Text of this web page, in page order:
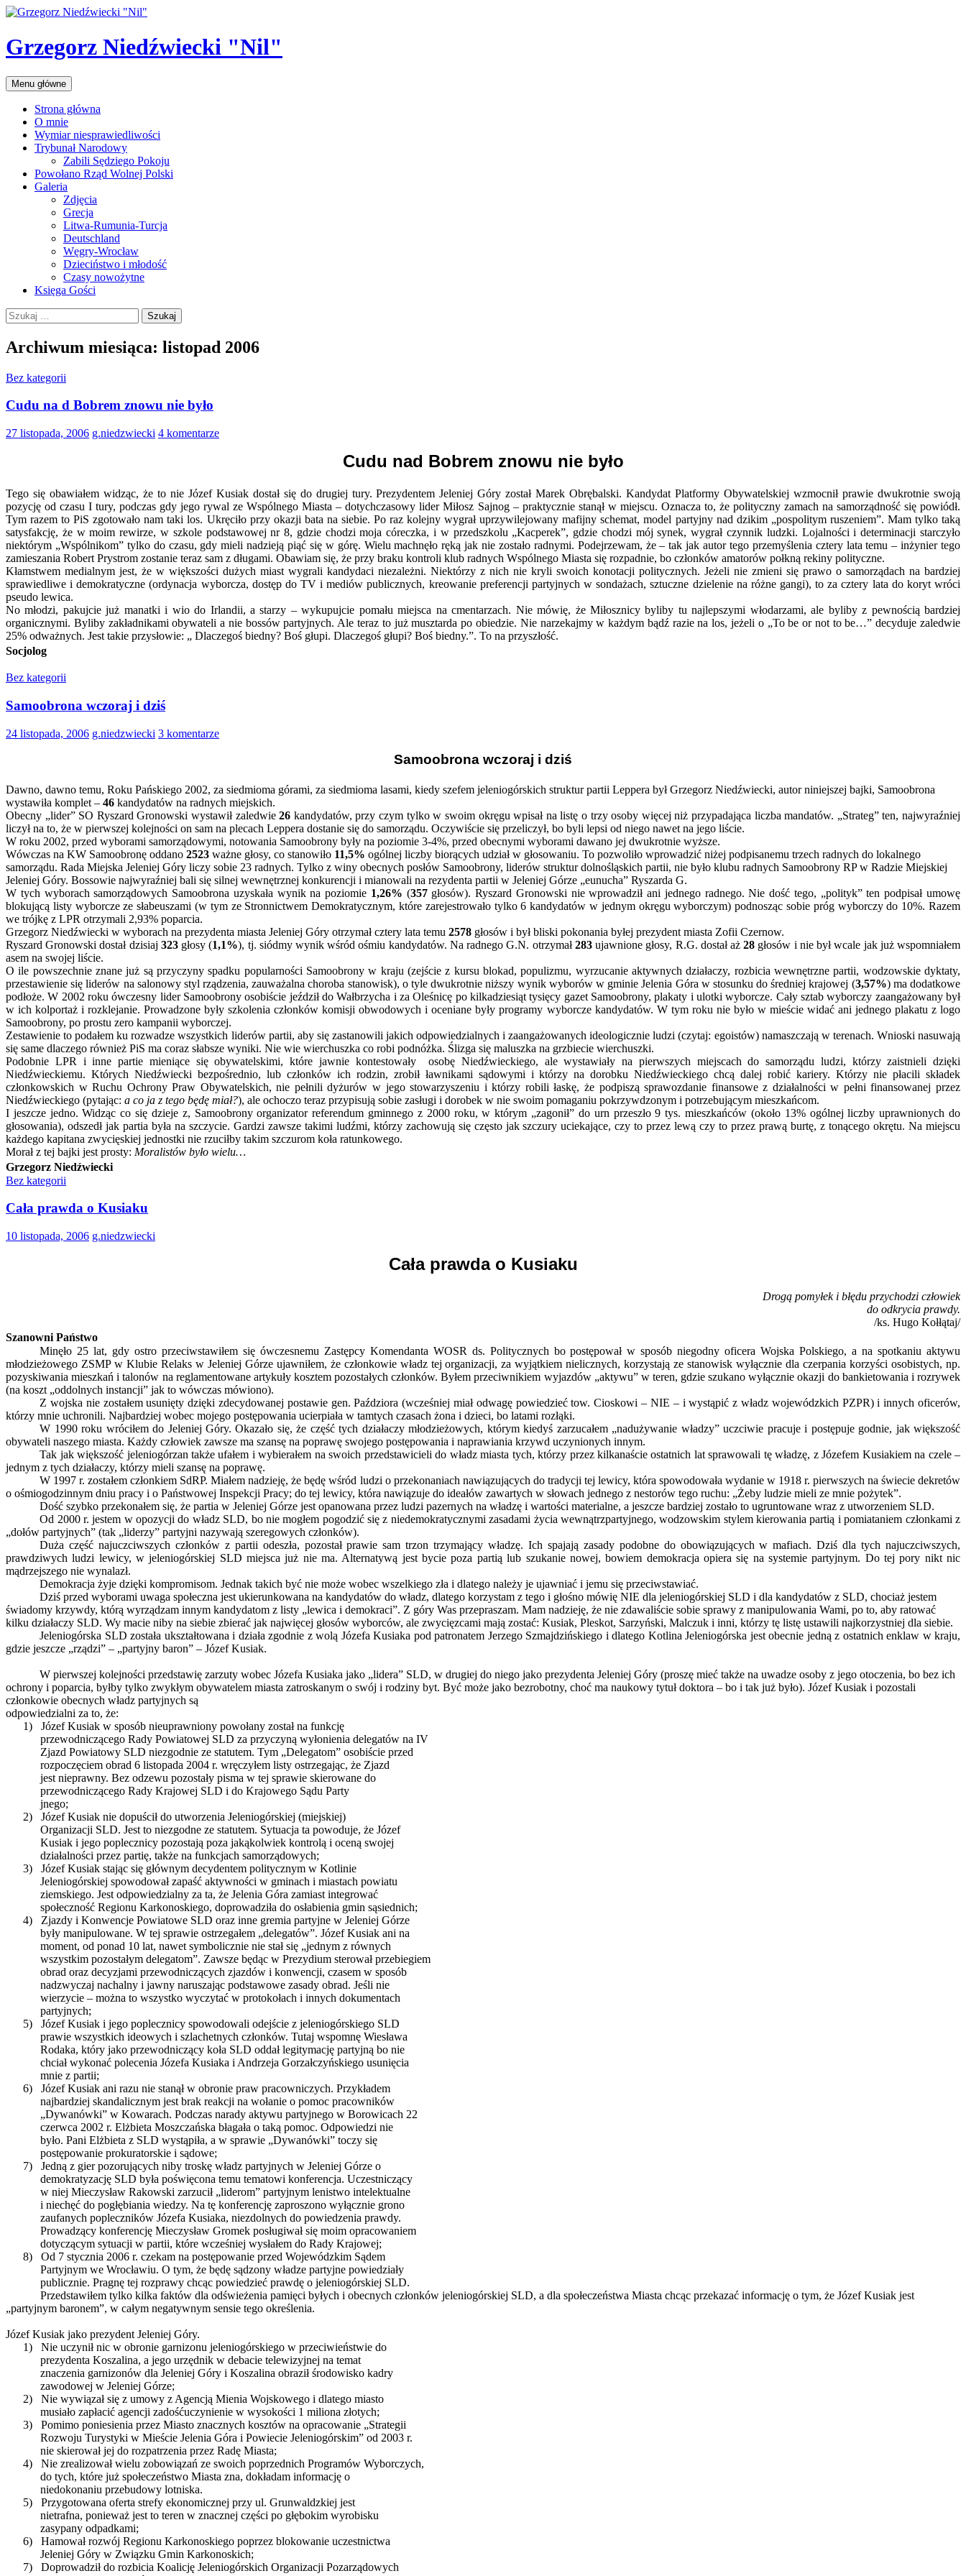
Przejdź
treści
Grzegorz Niedźwiecki "Nil"
Szukaj
Menu główne
Strona główna
O mnie
Wymiar niesprawiedliwości
Trybunał Narodowy
Zabili Sędziego Pokoju
Powołano Rząd Wolnej Polski
Galeria
Zdjęcia
Grecja
Litwa-Rumunia-Turcja
Deutschland
Węgry-Wrocław
Dzieciństwo i młodość
Czasy nowożytne
Księga Gości
Szukaj:
Archiwum miesiąca: listopad 2006
Bez kategorii
Cudu na d Bobrem znowu nie było
27 listopada, 2006 g.niedzwiecki 4 komentarze
Cudu nad Bobrem znowu nie było
Tego się obawiałem widząc, że to nie Józef Kusiak dostał się do drugiej tury. Prezydentem Jeleniej Góry został Marek Obrębalski. Kandydat Platformy Obywatelskiej wzmocnił prawie dwukrotnie swoją
pozycję od czasu I tury, podczas gdy jego rywal ze Wspólnego Miasta – dotychczasowy lider Miłosz Sajnog – praktycznie stanął w miejscu. Oznacza to, że polityczny zamach na samorządność się powiódł.
Tym razem to PiS zgotowało nam taki los. Ukręciło przy okazji bata na siebie. Po raz kolejny wygrał uprzywilejowany mafijny schemat, model partyjny nad dzikim „pospolitym ruszeniem”. Mam tylko taką
satysfakcję, że w moim rewirze, w szkole podstawowej nr 8, gdzie chodzi moja córeczka, i w przedszkolu „Kacperek”, gdzie chodzi mój synek, wygrał czynnik ludzki. Lojalności i determinacji starczyło
niektórym „Wspólnikom” tylko do czasu, gdy mieli nadzieją piąć się w górę. Wielu machnęło ręką jak nie zostało radnymi. Podejrzewam, że – tak jak autor tego przemyślenia cztery lata temu – inżynier tego
zamieszania Robert Prystrom zostanie teraz sam z długami. Obawiam się, że przy braku kontroli klub radnych Wspólnego Miasta się rozpadnie, bo członków amatorów połkną rekiny polityczne.
Kłamstwem medialnym jest, że w większości dużych miast wygrali kandydaci niezależni. Niektórzy z nich nie kryli swoich konotacji politycznych. Jeżeli nie zmieni się prawo o samorządach na bardziej
sprawiedliwe i demokratyczne (ordynacja wyborcza, dostęp do TV i mediów publicznych, kreowanie preferencji partyjnych w sondażach, sztuczne dzielenie na różne gangi), to za cztery lata do koryt wróci
pseudo lewica.
No młodzi, pakujcie już manatki i wio do Irlandii, a starzy – wykupujcie pomału miejsca na cmentarzach. Nie mówię, że Miłosznicy byliby tu najlepszymi włodarzami, ale byliby z pewnością bardziej
organicznymi. Byliby zakładnikami obywateli a nie bossów partyjnych. Ale teraz to już musztarda po obiedzie. Nie narzekajmy w każdym bądź razie na los, jeżeli o „To be or not to be…” decyduje zaledwie
25% odważnych. Jest takie przysłowie: „ Dlaczegoś biedny? Boś głupi. Dlaczegoś głupi? Boś biedny.”. To na przyszłość.
Socjolog
Bez kategorii
Samoobrona wczoraj i dziś
24 listopada, 2006 g.niedzwiecki 3 komentarze
Samoobrona wczoraj i dziś
Dawno, dawno temu, Roku Pańskiego 2002, za siedmioma górami, za siedmioma lasami, kiedy szefem jeleniogórskich struktur partii Leppera był Grzegorz Niedźwiecki, autor niniejszej bajki, Samoobrona
wystawiła komplet – 46 kandydatów na radnych miejskich.
Obecny „lider” SO Ryszard Gronowski wystawił zaledwie26 kandydatów, przy czym tylko w swoim okręgu wpisał na listę o trzy osoby więcej niż przypadająca liczba mandatów. „Strateg” ten, najwyraźniej
liczył na to, że w pierwszej kolejności on sam na plecach Leppera dostanie się do samorządu. Oczywiście się przeliczył, bo byli lepsi od niego nawet na jego liście.
W roku 2002, przed wyborami samorządowymi, notowania Samoobrony były na poziomie 3-4%, przed obecnymi wyborami dawano jej dwukrotnie wyższe.
Wówczas na KW Samoobronę oddano 2523 ważne głosy, co stanowiło 11,5% ogólnej liczby biorących udział w głosowaniu. To pozwoliło wprowadzić niżej podpisanemu trzech radnych do lokalnego
samorządu. Rada Miejska Jeleniej Góry liczy sobie 23 radnych. Tylko z winy obecnych posłów Samoobrony, liderów struktur dolnośląskich partii, nie było klubu radnych Samoobrony RP w Radzie Miejskiej
Jeleniej Góry. Bossowie najwyraźniej bali się silnej wewnętrznej konkurencji i mianowali na rezydenta partii w Jeleniej Górze „eunucha” Ryszarda G.
W tych wyborach samorządowych Samoobrona uzyskała wynik na poziomie 1,26% (357głosów). Ryszard Gronowski nie wprowadził ani jednego radnego. Nie dość tego, „polityk” ten podpisał umowę
blokującą listy wyborcze ze słabeuszami (w tym ze Stronnictwem Demokratycznym, które zarejestrowało tylko 6 kandydatów w jednym okręgu wyborczym) podnosząc sobie próg wyborczy do 10%. Razem
we trójkę z LPR otrzymali 2,93% poparcia.
Grzegorz Niedźwiecki w wyborach na prezydenta miasta Jeleniej Góry otrzymał cztery lata temu 2578 głosów i był bliski pokonania byłej prezydent miasta Zofii Czernow.
Ryszard Gronowski dostał dzisiaj 323głosy (1,1%), tj. siódmy wynik wśród ośmiu kandydatów. Na radnego G.N. otrzymał283ujawnione głosy, R.G. dostał aż28 głosów i nie był wcale jak już wspomniałem
asem na swojej liście.
O ile powszechnie znane już są przyczyny spadku popularności Samoobrony w kraju (zejście z kursu blokad, populizmu, wyrzucanie aktywnych działaczy, rozbicia wewnętrzne partii, wodzowskie dyktaty,
przestawienie się liderów na salonowy styl rządzenia, zauważalna choroba stanowisk), o tyle dwukrotnie niższy wynik wyborów w gminie Jelenia Góra w stosunku do średniej krajowej (3,57%) ma dodatkowe
podłoże. W 2002 roku ówczesny lider Samoobrony osobiście jeździł do Wałbrzycha i za Oleśnicę po kilkadziesiąt tysięcy gazet Samoobrony, plakaty i ulotki wyborcze. Cały sztab wyborczy zaangażowany był
w ich kolportaż i rozklejanie. Prowadzone były szkolenia członków komisji obwodowych i oceniane były programy wyborcze kandydatów. W tym roku nie było w mieście widać ani jednego plakatu z logo
Samoobrony, po prostu zero kampanii wyborczej.
Zestawienie to podałem ku rozwadze wszystkich liderów partii, aby się zastanowili jakich odpowiedzialnych i zaangażowanych ideologicznie ludzi (czytaj: egoistów) namaszczają w terenach. Wnioski nasuwają
się same dlaczego również PiS ma coraz słabsze wyniki. Nie wie wierchuszka co robi podnóżka. Ślizga się maluszka na grzbiecie wierchuszki.
Podobnie LPR i inne partie mieniące się obywatelskimi, które jawnie kontestowały
osobę Niedźwieckiego, ale wystawiały na pierwszych miejscach do samorządu ludzi, którzy zaistnieli dzięki
Niedźwieckiemu. Których Niedźwiecki bezpośrednio, lub członków ich rodzin, zrobił ławnikami sądowymi i którzy na dorobku Niedźwieckiego chcą dalej robić kariery. Którzy nie płacili składek
członkowskich w Ruchu Ochrony Praw Obywatelskich, nie pełnili dyżurów w jego stowarzyszeniu i którzy robili łaskę, że podpiszą sprawozdanie finansowe z działalności w pełni finansowanej przez
Niedźwieckiego (pytając: a co ja z tego będę miał?), ale ochoczo teraz przypisują sobie zasługi i dorobek w nie swoim pomaganiu pokrzywdzonym i potrzebującym mieszkańcom.
I jeszcze jedno. Widząc co się dzieje z, Samoobrony organizator referendum gminnego z 2000 roku, w którym „zagonił” do urn przeszło 9 tys. mieszkańców (około 13% ogólnej liczby uprawnionych do
głosowania), odszedł jak partia była na szczycie. Gardzi zawsze takimi ludźmi, którzy zachowują się często jak szczury uciekające, czy to przez lewą czy to przez prawą burtę, z tonącego okrętu. Na miejscu
każdego kapitana zwycięskiej jednostki nie rzuciłby takim szczurom koła ratunkowego.
Morał z tej bajki jest prosty: Moralistów było wielu…
Grzegorz Niedźwiecki
Bez kategorii
Cała prawda o Kusiaku
10 listopada, 2006 g.niedzwiecki
Cała prawda o Kusiaku
Drogą pomyłek i błędu przychodzi człowiek
do odkrycia prawdy.
/ks. Hugo Kołłątaj/
Szanowni Państwo
Minęło 25 lat, gdy ostro przeciwstawiłem się ówczesnemu Zastępcy Komendanta WOSR ds. Politycznych bo postępował w sposób niegodny oficera Wojska Polskiego, a na spotkaniu aktywu
młodzieżowego ZSMP w Klubie Relaks w Jeleniej Górze ujawniłem, że członkowie władz tej organizacji, za wyjątkiem nielicznych, korzystają ze stanowisk wyłącznie dla czerpania korzyści osobistych, np.
pozyskiwania mieszkań i talonów na reglamentowane artykuły kosztem pozostałych członków. Byłem przeciwnikiem wyjazdów „aktywu” w teren, gdzie szukano wyłącznie okazji do bankietowania i rozrywek
(na koszt „oddolnych instancji” jak to wówczas mówiono).
Z wojska nie zostałem usunięty dzięki zdecydowanej postawie gen. Paździora (wcześniej miał odwagę powiedzieć tow. Cioskowi – NIE – i wystąpić z władz wojewódzkich PZPR) i innych oficerów,
którzy mnie uchronili. Najbardziej wobec mojego postępowania ucierpiała w tamtych czasach żona i dzieci, bo latami rozłąki.
W 1990 roku wróciłem do Jeleniej Góry. Okazało się, że część tych działaczy młodzieżowych, którym kiedyś zarzucałem „nadużywanie władzy” uczciwie pracuje i postępuje godnie, jak większość
obywateli naszego miasta. Każdy człowiek zawsze ma szansę na poprawę swojego postępowania i naprawiania krzywd uczynionych innym.
Tak jak większość jeleniogórzan także ufałem i wybierałem na swoich przedstawicieli do władz miasta tych, którzy przez kilkanaście ostatnich lat sprawowali tę władzę, z Józefem Kusiakiem na czele –
jednym z tych działaczy, którzy mieli szansę na poprawę.
W 1997 r. zostałem członkiem SdRP. Miałem nadzieję, że będę wśród ludzi o przekonaniach nawiązujących do tradycji tej lewicy, która spowodowała wydanie w 1918 r. pierwszych na świecie dekretów
o ośmiogodzinnym dniu pracy i o Państwowej Inspekcji Pracy; do tej lewicy, która nawiązuje do ideałów zawartych w słowach jednego z nestorów tego ruchu: „Żeby ludzie mieli ze mnie pożytek”.
Dość szybko przekonałem się, że partia w Jeleniej Górze jest opanowana przez ludzi pazernych na władzę i wartości materialne, a jeszcze bardziej zostało to ugruntowane wraz z utworzeniem SLD.
Od 2000 r. jestem w opozycji do władz SLD, bo nie mogłem pogodzić się z niedemokratycznymi zasadami życia wewnątrzpartyjnego, wodzowskim stylem kierowania partią i pomiataniem członkami z
„dołów partyjnych” (tak „liderzy” partyjni nazywają szeregowych członków).
Duża część najuczciwszych członków z partii odeszła, pozostał prawie sam trzon trzymający władzę. Ich spajają zasady podobne do obowiązujących w mafiach. Dziś dla tych najuczciwszych,
prawdziwych ludzi lewicy, w jeleniogórskiej SLD miejsca już nie ma. Alternatywą jest bycie poza partią lub szukanie nowej, bowiem demokracja opiera się na systemie partyjnym. Do tej pory nikt nic
mądrzejszego nie wynalazł.
Demokracja żyje dzięki kompromisom. Jednak takich być nie może wobec wszelkiego zła i dlatego należy je ujawniać i jemu się przeciwstawiać.
Dziś przed wyborami uwaga społeczna jest ukierunkowana na kandydatów do władz, dlatego korzystam z tego i głośno mówię NIE dla jeleniogórskiej SLD i dla kandydatów z SLD, chociaż jestem
świadomy krzywdy, którą wyrządzam innym kandydatom z listy „lewica i demokraci”. Z góry Was przepraszam. Mam nadzieję, że nie zdawaliście sobie sprawy z manipulowania Wami, po to, aby ratować
kilku działaczy SLD. Wy macie niby na siebie zbierać jak najwięcej głosów wyborców, ale zwycięzcami mają zostać: Kusiak, Pleskot, Sarzyński, Malczuk i inni, którzy tę listę ustawili najkorzystniej dla siebie.
Jeleniogórska SLD została ukształtowana i działa zgodnie z wolą Józefa Kusiaka pod patronatem Jerzego Szmajdzińskiego i dlatego Kotlina Jeleniogórska jest obecnie jedną z ostatnich enklaw w kraju,
gdzie jeszcze „rządzi” – „partyjny baron” – Józef Kusiak.
W pierwszej kolejności przedstawię zarzuty wobec Józefa Kusiaka jako „lidera” SLD, w drugiej do niego jako prezydenta Jeleniej Góry (proszę mieć także na uwadze osoby z jego otoczenia, bo bez ich
ochrony i poparcia, byłby tylko zwykłym obywatelem miasta zatroskanym o swój i rodziny byt. Być może jako bezrobotny, choć ma naukowy tytuł doktora – bo i tak już było). Józef Kusiak i pozostali
członkowie obecnych władz partyjnych są
odpowiedzialni za to, że:
1)
Józef Kusiak w sposób nieuprawniony powołany został na funkcję
przewodniczącego Rady Powiatowej SLD za przyczyną wyłonienia delegatów na IV
Zjazd Powiatowy SLD niezgodnie ze statutem. Tym „Delegatom” osobiście przed
rozpoczęciem obrad 6 listopada 2004 r. wręczyłem listy ostrzegając, że Zjazd
jest nieprawny. Bez odzewu pozostały pisma w tej sprawie skierowane do
przewodniczącego Rady Krajowej SLD i do Krajowego Sądu Party
jnego;
2)
Józef Kusiak nie dopuścił do utworzenia Jeleniogórskiej (miejskiej)
Organizacji SLD. Jest to niezgodne ze statutem. Sytuacja ta powoduje, że Józef
Kusiak i jego poplecznicy pozostają poza jakąkolwiek kontrolą i oceną swojej
działalności przez partię, także na funkcjach samorządowych;
3)
Józef Kusiak stając się głównym decydentem politycznym w Kotlinie
Jeleniogórskiej spowodował zapaść aktywności w gminach i miastach powiatu
ziemskiego. Jest odpowiedzialny za ta, że Jelenia Góra zamiast integrować
społeczność Regionu Karkonoskiego, doprowadziła do osłabienia gmin sąsiednich;
4)
Zjazdy i Konwencje Powiatowe SLD oraz inne gremia partyjne w Jeleniej Górze
były manipulowane. W tej sprawie ostrzegałem „delegatów”. Józef Kusiak ani na
moment, od ponad 10 lat, nawet symbolicznie nie stał się „jednym z równych
wszystkim pozostałym delegatom”. Zawsze będąc w Prezydium sterował przebiegiem
obrad oraz decyzjami przewodniczących zjazdów i konwencji, czasem w sposób
nadzwyczaj nachalny i jawny naruszając podstawowe zasady obrad. Jeśli nie
wierzycie – można to wszystko wyczytać w protokołach i innych dokumentach
partyjnych;
5)
Józef Kusiak i jego poplecznicy spowodowali odejście z jeleniogórskiego SLD
prawie wszystkich ideowych i szlachetnych członków. Tutaj wspomnę Wiesława
Rodaka, który jako przewodniczący koła SLD oddał legitymację partyjną bo nie
chciał wykonać polecenia Józefa Kusiaka i Andrzeja Gorzałczyńskiego usunięcia
mnie z partii;
6)
Józef Kusiak ani razu nie stanął w obronie praw pracowniczych. Przykładem
najbardziej skandalicznym jest brak reakcji na wołanie o pomoc pracowników
„Dywanówki” w Kowarach. Podczas narady aktywu partyjnego w Borowicach 22
czerwca 2002 r. Elżbieta Moszczańska błagała o taką pomoc. Odpowiedzi nie
było. Pani Elżbieta z SLD wystąpiła, a w sprawie „Dywanówki” toczy się
postępowanie prokuratorskie i sądowe;
7)
Jedną z gier pozorujących niby troskę władz partyjnych w Jeleniej Górze o
demokratyzację SLD była poświęcona temu tematowi konferencja. Uczestniczący
w niej Mieczysław Rakowski zarzucił „liderom” partyjnym lenistwo intelektualne
i niechęć do pogłębiania wiedzy. Na tę konferencję zaproszono wyłącznie grono
zaufanych popleczników Józefa Kusiaka, niezdolnych do powiedzenia prawdy.
Prowadzący konferencję Mieczysław Gromek posługiwał się moim opracowaniem
dotyczącym sytuacji w partii, które wcześniej wysłałem do Rady Krajowej;
8)
Od 7 stycznia 2006 r. czekam na postępowanie przed Wojewódzkim Sądem
Partyjnym we Wrocławiu. O tym, że będę sądzony władze partyjne powiedziały
publicznie. Pragnę tej rozprawy chcąc powiedzieć prawdę o jeleniogórskiej SLD.
Przedstawiłem tylko kilka faktów dla odświeżenia pamięci byłych i obecnych członków jeleniogórskiej SLD, a dla społeczeństwa Miasta chcąc przekazać informację o tym, że Józef Kusiak jest
„partyjnym baronem”, w całym negatywnym sensie tego określenia.
Józef Kusiak jako prezydent Jeleniej Góry.
1)
Nie uczynił nic w obronie garnizonu jeleniogórskiego w przeciwieństwie do
prezydenta Koszalina, a jego urzędnik w debacie telewizyjnej na temat
znaczenia garnizonów dla Jeleniej Góry i Koszalina obraził środowisko kadry
zawodowej w Jeleniej Górze;
2)
Nie wywiązał się z umowy z Agencją Mienia Wojskowego i dlatego miasto
musiało zapłacić agencji zadośćuczynienie w wysokości 1 miliona złotych;
3)
Pomimo poniesienia przez Miasto znacznych kosztów na opracowanie „Strategii
Rozwoju Turystyki w Mieście Jelenia Góra i Powiecie Jeleniogórskim” od 2003 r.
nie skierował jej do rozpatrzenia przez Radę Miasta;
4)
Nie zrealizował wielu zobowiązań ze swoich poprzednich Programów Wyborczych,
do tych, które już społeczeństwo Miasta zna, dokładam informację o
niedokonaniu przebudowy lotniska.
5)
Przygotowana oferta strefy ekonomicznej przy ul. Grunwaldzkiej jest
nietrafna, ponieważ jest to teren w znacznej części po głębokim wyrobisku
zasypany odpadkami;
6)
Hamował rozwój Regionu Karkonoskiego poprzez blokowanie uczestnictwa
Jeleniej Góry w Związku Gmin Karkonoskich;
7)
Doprowadził do rozbicia Koalicję Jeleniogórskich Organizacji Pozarządowych